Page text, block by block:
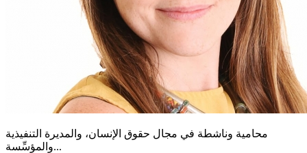
محامية وناشطة في مجال حقوق الإنسان، والمديرة التنفيذية
والمؤسِّسة...